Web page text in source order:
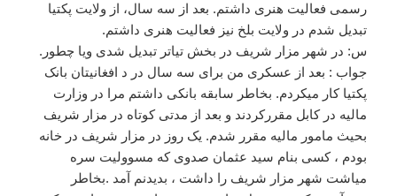
رسمی فعالیت هنری داشتم. بعد از سه سال، از ولایت پکتیا
تبدیل شدم در ولایت بلخ نیز فعالیت هنری داشتم.
س: در شهر مزار شریف در بخش تیاتر تبدیل شدی ویا چطور.
جواب : بعد از عسکری من برای سه سال در د افغانیتان بانک
پکتیا کار میکردم. بخاطر سابقه بانکی داشتم مرا در وزارت
مالیه در کابل مقررکردند و بعد از مدتی کوتاه در مزار شریف
بحیث مامور مالیه مقرر شدم. یک روز در مزار شریف در خانه
بودم ، کسی بنام سید عثمان صدوی که مسوولیت سره
میاشت شهر مزار شریف را داشت ، بدیدنم آمد .بخاطر